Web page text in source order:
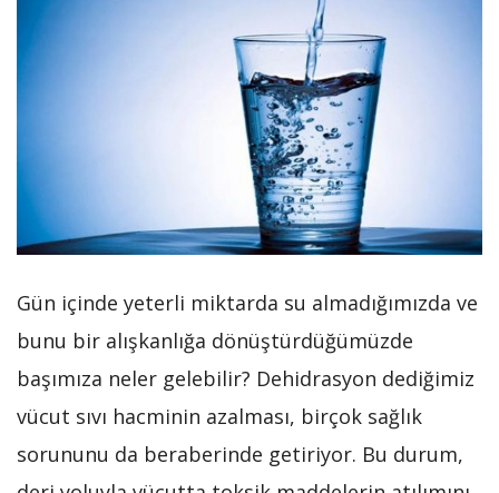
Gün içinde yeterli miktarda su almadığımızda ve
bunu bir alışkanlığa dönüştürdüğümüzde
başımıza neler gelebilir? Dehidrasyon dediğimiz
vücut sıvı hacminin azalması, birçok sağlık
sorununu da beraberinde getiriyor. Bu durum,